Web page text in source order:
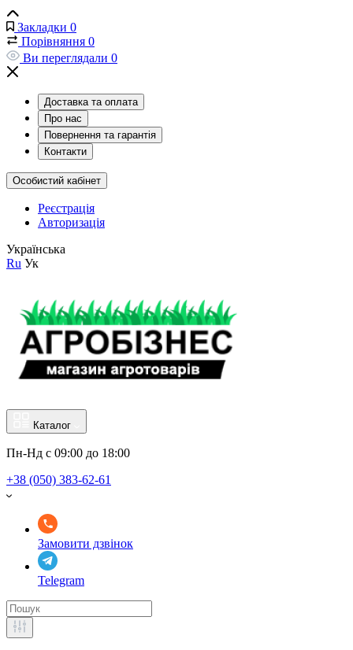
Закладки 0
Порівняння 0
Ви переглядали 0
Доставка та оплата
Про нас
Повернення та гарантія
Контакти
Особистий кабінет
Реєстрація
Авторизація
Українська
Ru Ук
Каталог
Пн-Нд с 09:00 до 18:00
+38 (050) 383-62-61
Замовити дзвінок
Telegram